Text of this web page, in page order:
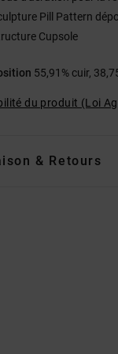
Pill Pattern
Cupsole
55,91% cuir,
du produit (Loi
& Retours